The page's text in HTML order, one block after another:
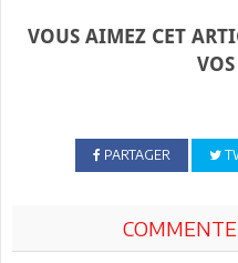
VOUS AIMEZ CET
PARTAGER